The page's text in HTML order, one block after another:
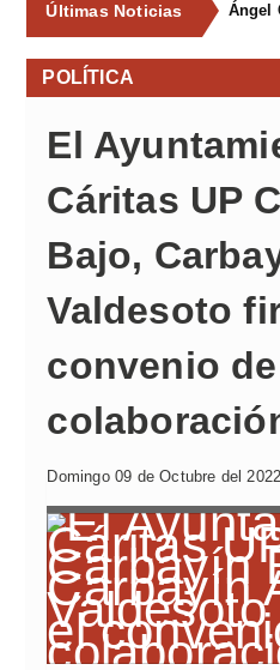
Últimas Noticias
POLÍTICA
El
Cáritas UP
Bajo,
Valdesoto
convenio de
Domingo 09 de Octubre del